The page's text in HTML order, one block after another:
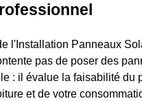
l'Installation Panneaux
pas de poser des
: il évalue la faisabilité du
et de votre